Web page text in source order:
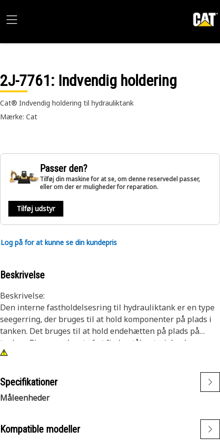
2J-7761: Indvendig holdering
Cat® Indvendig holdering til hydrauliktank
Mærke: Cat
Passer den?
Tilføj din maskine for at se, om denne reservedel passer,
eller om der er muligheder for reparation.
Tilføj udstyr
Log på for at kunne se din kundepris
Beskrivelse
Beskrivelse:
Den interne fastholdelsesring til hydrauliktank er en type
seegerring, der bruges til at hold komponenter på plads i
tanken. Det bruges til at hold endehætten på plads på
tanken. Ringen er lavet af et fjederstålmateriale, der
komprimeres, når det installeres, hvilket hjælper med at
og et lille hul eller åbning.
Egenskaber:
• Korrosionsbestandighed og kompatibilitet.
Specifikationer
Måleenheder
Kompatible modeller